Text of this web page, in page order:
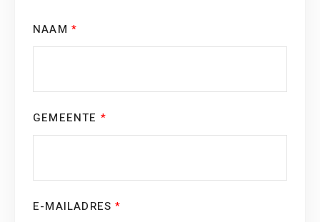
NAAM *
GEMEENTE *
E-MAILADRES*